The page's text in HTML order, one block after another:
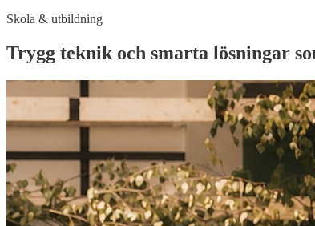
Skola & utbildning
Trygg teknik och smarta lösningar